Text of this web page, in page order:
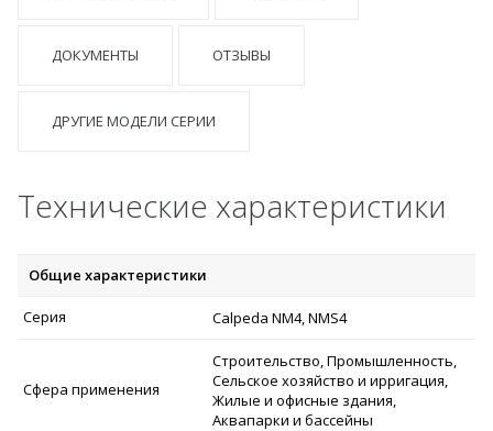
ДОКУМЕНТЫ ОТЗЫВЫ
ДРУГИЕ МОДЕЛИ СЕРИИ
Технические характеристики
Общие характеристики
Серия Calpeda NM4, NMS4
Сфера применения
Строительство, Промышленность,
Сельское хозяйство и ирригация,
Жилые и офисные здания,
Аквапарки и бассейны